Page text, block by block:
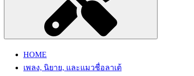
HOME
เพลง, นิยาย, และแมวชื่อลาเต้